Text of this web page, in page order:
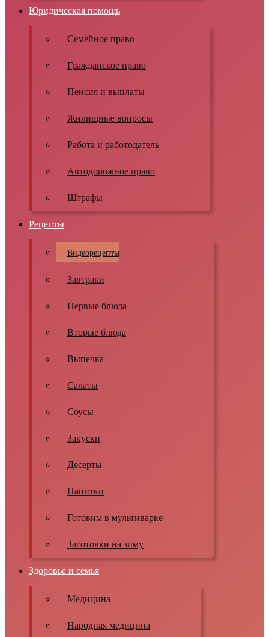
Юридическая помощь
Семейное право
Гражданское право
Пенсия и выплаты
Жилищные вопросы
Работа и работодатель
Автодорожное право
Штрафы
Рецепты
Видеорецепты
Завтраки
Первые блюда
Вторые блюда
Выпечка
Салаты
Соусы
Закуски
Десерты
Напитки
Готовим в мультиварке
Заготовки на зиму
Здоровье и семья
Медицина
Народная медицина